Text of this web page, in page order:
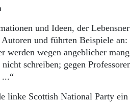
und Ideen, der
und führten Beispiele
werden wegen angeblicher
schreiben; gegen
...“
linke Scottish National Party ein